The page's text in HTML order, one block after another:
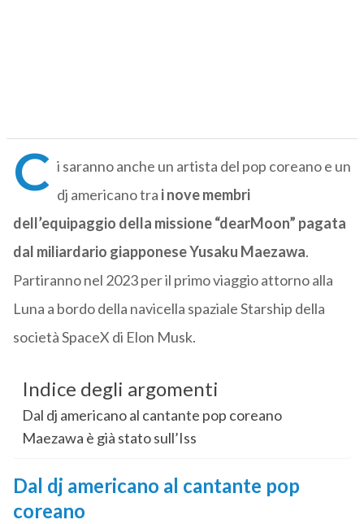
C i saranno anche un artista del pop coreano e un
dj americano tra i nove membri
dell’equipaggio della missione “dearMoon” pagata
dal miliardario giapponese Yusaku Maezawa.
Partiranno nel 2023 per il primo viaggio attorno alla
Luna a bordo della navicella spaziale Starship della
società SpaceX di Elon Musk.
Indice degli argomenti
Dal dj americano al cantante pop coreano
Maezawa è già stato sull’Iss
Dal dj americano al cantante pop
coreano